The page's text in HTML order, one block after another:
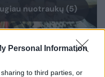
Personal Information
to third parties, or
nuotraukų (5)
vyks rugsėjo 22 – 26